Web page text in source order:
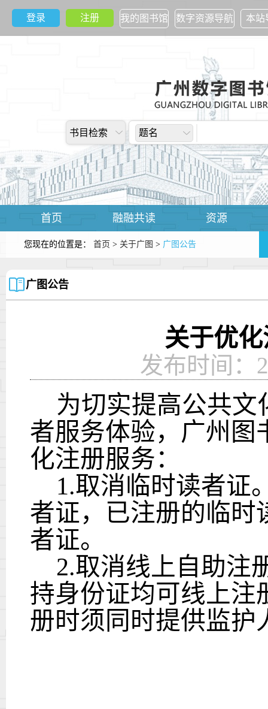
登录 注册 我的图书馆 数字资源导航 本站
书目检索 题名
首页 融融共读 资源
您现在的位置是： 首页 > 关于广图 > 广图公告
广图公告
关于优
发布时间：
为切实提高公共文
者服务体验，广州图
化注册服务：
1.取消临时读者证
者证，已注册的临时
者证。
2.取消线上自助注
持身份证均可线上注
册时须同时提供监护